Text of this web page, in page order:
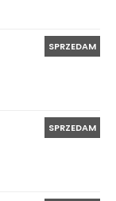
SPRZEDAM
SPRZEDAM